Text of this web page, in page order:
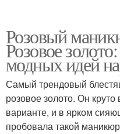
Розовый
Розовое
модных идей
Самый трендовый
розовое золото. Он
варианте, и в ярком
пробовала такой